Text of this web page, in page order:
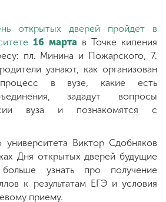
20
открытых дверей пройдет в
16 марта в Точке кипения
пл. Минина и Пожарского, 7.
узнают, как организован
процесс в вузе, какие есть
зададут вопросы
вуза и познакомятся с
университета Виктор Сдобняков
Дня открытых дверей будущие
узнать про получение
к результатам ЕГЭ и условия
приему.